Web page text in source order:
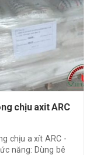
chịu axit ARC
chịu a xít ARC -
năng: Dùng bê